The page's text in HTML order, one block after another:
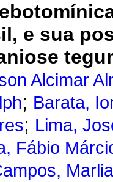
e sua
Alcimar
; Barata,
; Lima,
Fábio